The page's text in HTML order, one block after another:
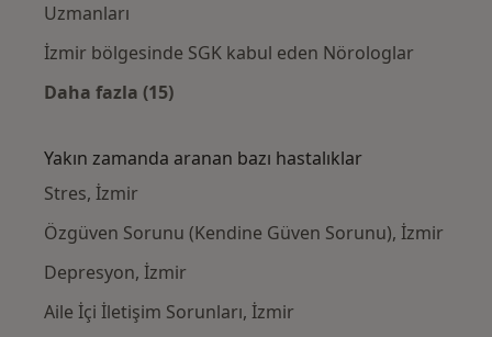
Uzmanları
İzmir bölgesinde SGK kabul eden Nörologlar
Daha fazla (15)
Yakın zamanda aranan bazı hastalıklar
Stres, İzmir
Özgüven Sorunu (Kendine Güven Sorunu), İzmir
Depresyon, İzmir
Aile İçi İletişim Sorunları, İzmir